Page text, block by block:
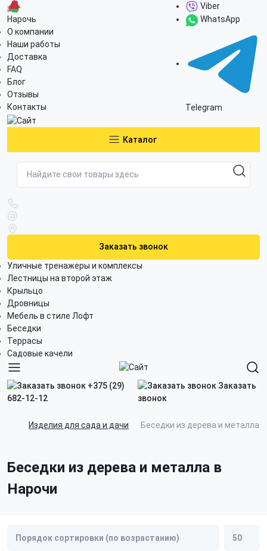
Нарочь
О компании
Наши работы
Доставка
FAQ
Блог
Отзывы
Контакты
Viber
WhatsApp
Telegram
Каталог
Заказать звонок
Уличные тренажеры и комплексы
Лестницы на второй этаж
Крыльцо
Дровницы
Мебель в стиле Лофт
Беседки
Террасы
Садовые качели
+375 (29)
682-12-12
Заказать
звонок
Изделия для сада и дачи Беседки из дерева и металла
Беседки из дерева и металла в
Нарочи